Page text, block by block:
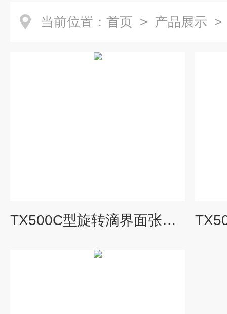
当前位置： 首页 > 产品展示
TX500C型旋转滴界面张力仪